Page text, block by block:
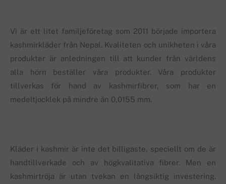
Vi är ett litet familjeföretag som 2011 började importera
kashmirkläder från Nepal. Kvaliteten och unikheten i våra
produkter är anledningen till att kunder från världens
alla hörn beställer våra produkter. Våra produkter
tillverkas för hand av kashmirfibrer, som har en
medeltjocklek på mindre än 0,0155 mm.
Kläder i kashmir är inte det billigaste, speciellt om de är
handtillverkade och av högkvalitativa fibrer. Men en
kashmirtröja är utan tvekan en långsiktig investering.